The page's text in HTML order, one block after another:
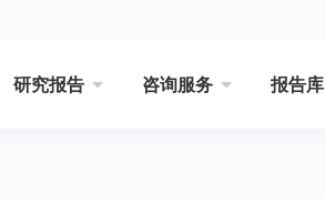
研究报告 咨询服务 报告库